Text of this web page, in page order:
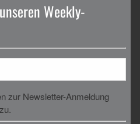
Weekly-
zur Newsletter-Anmeldung